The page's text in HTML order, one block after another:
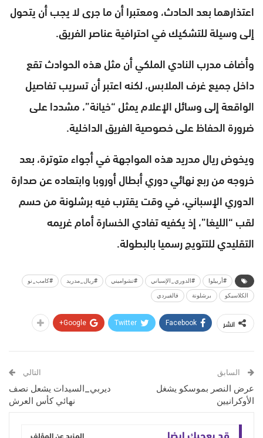
اعتذارهما بعد الحادث، ومعتبرا أن ما جرى لا يجب أن يتحول
إلى وسيلة للتشكيك في احترافية عناصر الفريق.
وأضاف مدرب النادي الملكي أن مثل هذه الحوادث تقع
داخل جميع غرف الملابس، لكنه اعتبر أن تسريب تفاصيل
الواقعة إلى وسائل الإعلام يمثل “خيانة”، مشددا على
ضرورة الحفاظ على خصوصية الفريق الداخلية.
ويخوض ريال مدريد هذه المواجهة في أجواء متوترة، بعد
خروجه من ربع نهائي دوري أبطال أوروبا وابتعاده عن صدارة
الدوري الإسباني، في وقت يقترب فيه برشلونة من حسم
لقب “الليغا”، إذ يكفيه تفادي الخسارة أمام غريمه
التقليدي للتتويج رسميا بالبطولة.
#أربيلوا #الدوري_الإسباني #تشواميني #ريال_مدريد #كامب_نو
الكلاسيكو برشلونة فالفيردي
انشر Facebook
Twitter
Google+
السابق
عرض النصر بموسكو يشغل
الأوكرانيين
التالي
ديربي_السيدات يشعل نصف
نهائي كأس العرش
المزيد عن المؤلف